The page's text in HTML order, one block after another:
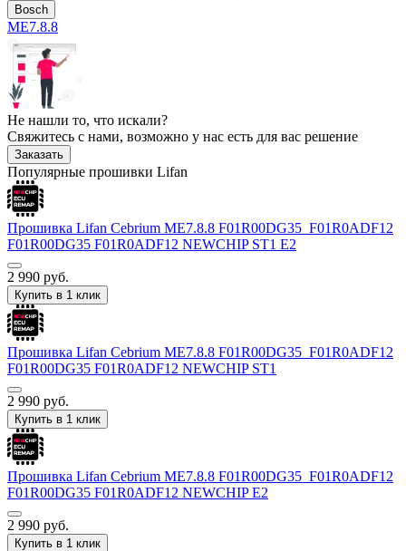
Bosch
ME7.8.8
Не нашли то, что искали?
Свяжитесь с нами, возможно у нас есть для вас решение
Заказать
Популярные прошивки Lifan
Прошивка Lifan Cebrium ME7.8.8 F01R00DG35_F01R0ADF12
F01R00DG35 F01R0ADF12 NEWCHIP ST1 E2
2 990 руб.
Купить в 1 клик
Прошивка Lifan Cebrium ME7.8.8 F01R00DG35_F01R0ADF12
F01R00DG35 F01R0ADF12 NEWCHIP ST1
2 990 руб.
Купить в 1 клик
Прошивка Lifan Cebrium ME7.8.8 F01R00DG35_F01R0ADF12
F01R00DG35 F01R0ADF12 NEWCHIP E2
2 990 руб.
Купить в 1 клик